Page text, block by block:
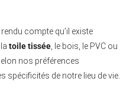
compte qu’il existe
toile tissée , le bois, le PVC ou
nos préférences
de notre lieu de vie.